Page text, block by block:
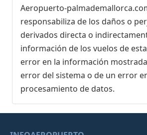
Aeropuerto-
responsabiliza de los daños o
derivados directa o
información de los vuelos de
error en la información
error del sistema o de un error
procesamiento de datos.